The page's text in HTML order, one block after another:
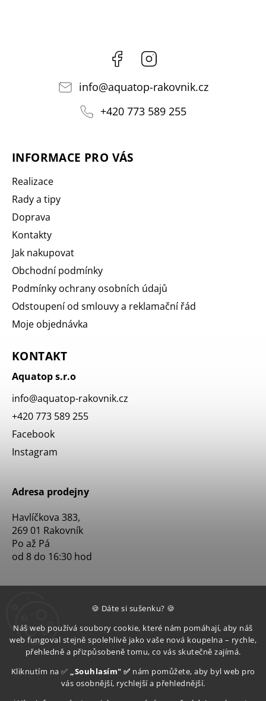
🍪 Dáte si sušenku? 🍪
Náš web používá soubory cookie, které nám pomáhají, aby náš
web fungoval stejně spolehlivě jako vaše nová koupelna – rychle,
přehledně a přizpůsobeně tomu, co vás skutečně zajímá.
Kliknutím na ✅ „Souhlasím" ✅ nám pomůžete, aby byl web pro
vás osobnější, rychlejší a přehlednější.
Facebook
info@aquatop-rakovnik.cz
+420 773 589 255
INFORMACE PRO VÁS
Realizace
Rady a tipy
Doprava
Kontakty
Jak nakupovat
Obchodní podmínky
Podmínky ochrany osobních údajů
Odstoupení od smlouvy a reklamační řád
Moje objednávka
KONTAKT
Aquatop s.r.o
info@aquatop-rakovnik.cz
+420 773 589 255
Facebook
Instagram
Adresa prodejny
Havlíčkova 383,
269 01 Rakovník
Po až Pá
od 8 do 16:30 hod